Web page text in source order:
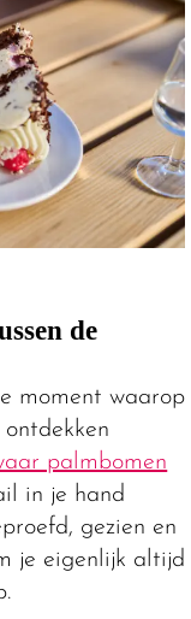
de
moment waarop
palmbomen
in je hand
gezien en
je eigenlijk altijd